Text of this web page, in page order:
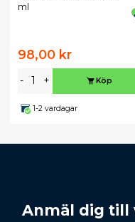
ml
98,00 kr
- + Köp
1-2 vardagar
Anmäl dig till